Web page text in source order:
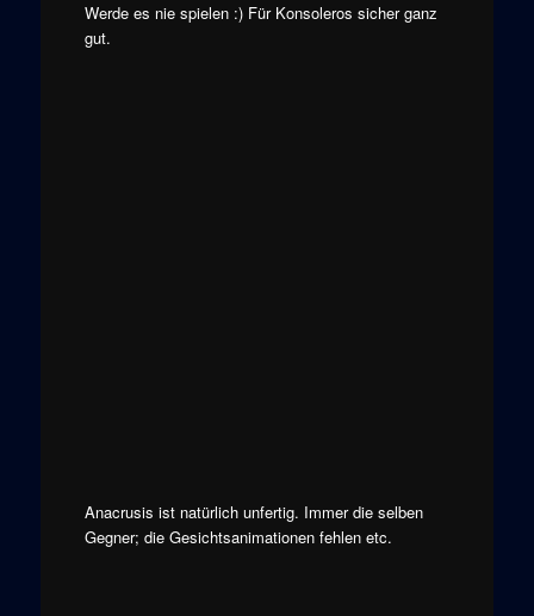
Werde es nie spielen :) Für Konsoleros sicher ganz
gut.
Anacrusis ist natürlich unfertig. Immer die selben
Gegner; die Gesichtsanimationen fehlen etc.